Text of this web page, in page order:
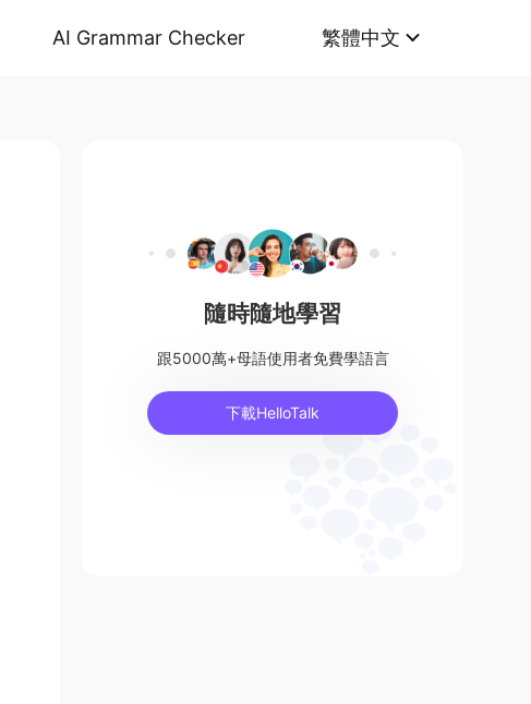
AI Grammar Checker 繁體中文
隨時隨地學習
跟5000萬+母語使用者免費學語言
下載HelloTalk